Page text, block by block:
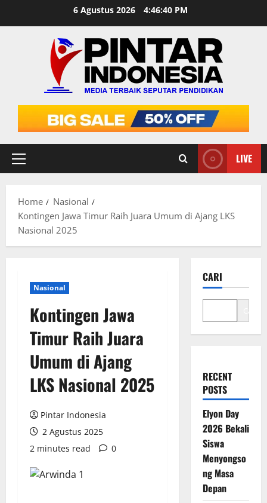
6 Agustus 2026 4:46:41 PM
Primary
LIVE
Home
Nasional
Kontingen Jawa Timur Raih Juara Umum di Ajang LKS
Nasional 2025
Nasional
Kontingen Jawa
Timur Raih Juara
Umum di Ajang
LKS Nasional 2025
Pintar Indonesia
2 Agustus 2025
2 minutes read
0
CARI
Cari
RECENT
POSTS
Elyon Day
2026 Bekali
Siswa
Menyongso
ng Masa
Depan